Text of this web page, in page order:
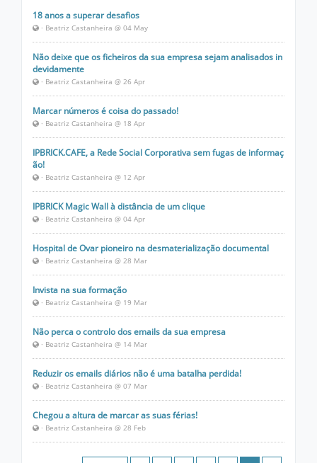
18 anos a superar desafios
· Beatriz Castanheira @ 04 May
Não deixe que os ficheiros da sua empresa sejam analisados in
devidamente
· Beatriz Castanheira @ 26 Apr
Marcar números é coisa do passado!
· Beatriz Castanheira @ 18 Apr
IPBRICK.CAFE, a Rede Social Corporativa sem fugas de informaç
ão!
· Beatriz Castanheira @ 12 Apr
IPBRICK Magic Wall à distância de um clique
· Beatriz Castanheira @ 04 Apr
Hospital de Ovar pioneiro na desmaterialização documental
· Beatriz Castanheira @ 28 Mar
Invista na sua formação
· Beatriz Castanheira @ 19 Mar
Não perca o controlo dos emails da sua empresa
· Beatriz Castanheira @ 14 Mar
Reduzir os emails diários não é uma batalha perdida!
· Beatriz Castanheira @ 07 Mar
Chegou a altura de marcar as suas férias!
· Beatriz Castanheira @ 28 Feb